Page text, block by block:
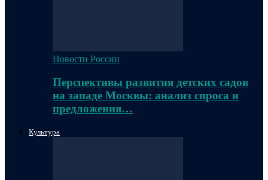
Новости России
Перспективы развития детских садов
на западе Москвы: анализ спроса и
предложения…
Культура